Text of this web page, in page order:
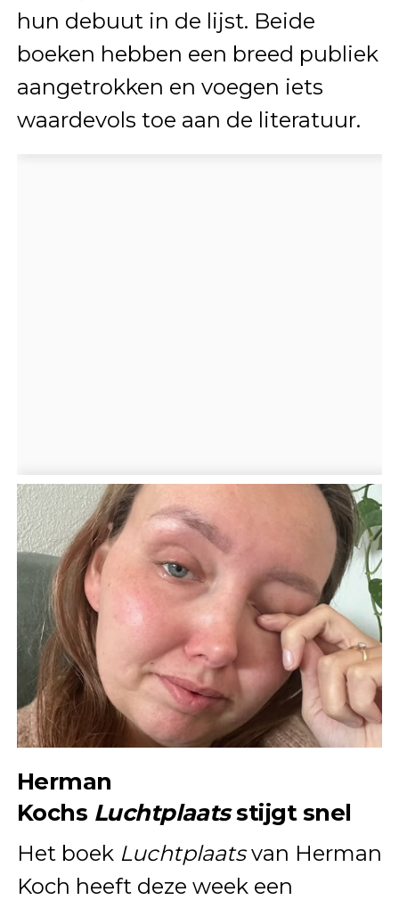
hun debuut in de lijst. Beide
boeken hebben een breed publiek
aangetrokken en voegen iets
waardevols toe aan de literatuur.
Herman
Kochs Luchtplaatsstijgt snel
Het boek Luchtplaatsvan Herman
Koch heeft deze week een